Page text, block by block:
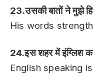
23.उसकी बातों ने मुझे
His words
24.इस शहर में इंग्लिश
English speaking